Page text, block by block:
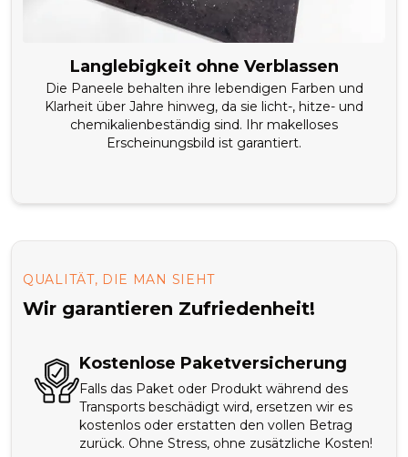
Langlebigkeit ohne Verblassen
Die Paneele behalten ihre lebendigen Farben und
Klarheit über Jahre hinweg, da sie licht-, hitze- und
chemikalienbeständig sind. Ihr makelloses
Erscheinungsbild ist garantiert.
QUALITÄT, DIE MAN SIEHT
Wir garantieren Zufriedenheit!
Kostenlose Paketversicherung
Falls das Paket oder Produkt während des
Transports beschädigt wird, ersetzen wir es
kostenlos oder erstatten den vollen Betrag
zurück. Ohne Stress, ohne zusätzliche Kosten!